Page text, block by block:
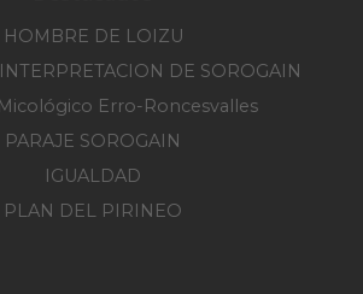
HOMBRE DE LOIZU
DE SOROGAIN
Erro-Roncesvalles
PARAJE SOROGAIN
IGUALDAD
PLAN DEL PIRINEO